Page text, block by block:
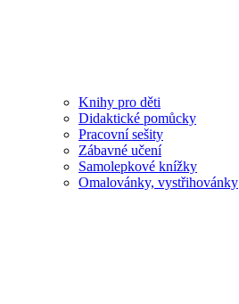
Knihy pro děti
Didaktické pomůcky
Pracovní sešity
Zábavné učení
Samolepkové knížky
Omalovánky, vystřihovánky